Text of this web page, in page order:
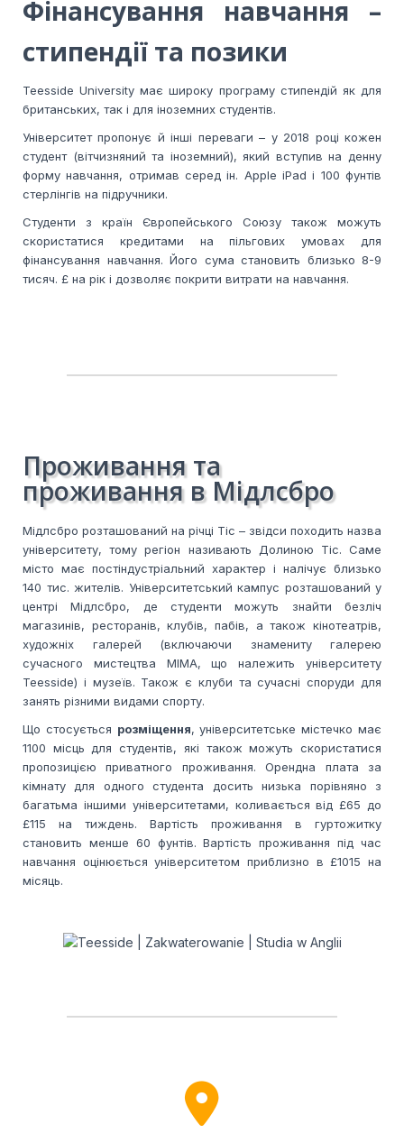
Фінансування навчання –
стипендії та позики
Teesside University має широку програму стипендій як для
британських, так і для іноземних студентів.
Університет пропонує й інші переваги – у 2018 році кожен
студент (вітчизняний та іноземний), який вступив на денну
форму навчання, отримав серед ін. Apple iPad і 100 фунтів
стерлінгів на підручники.
Студенти з країн Європейського Союзу також можуть
скористатися кредитами на пільгових умовах для
фінансування навчання. Його сума становить близько 8-9
тисяч. £ на рік і дозволяє покрити витрати на навчання.
Проживання та
проживання в Мідлсбро
Мідлсбро розташований на річці Тіс – звідси походить назва
університету, тому регіон називають Долиною Тіс. Саме
місто має постіндустріальний характер і налічує близько
140 тис. жителів. Університетський кампус розташований у
центрі Мідлсбро, де студенти можуть знайти безліч
магазинів, ресторанів, клубів, пабів, а також кінотеатрів,
художніх галерей (включаючи знамениту галерею
сучасного мистецтва MIMA, що належить університету
Teesside) і музеїв. Також є клуби та сучасні споруди для
занять різними видами спорту.
Що стосується розміщення, університетське містечко має
1100 місць для студентів, які також можуть скористатися
пропозицією приватного проживання. Орендна плата за
кімнату для одного студента досить низька порівняно з
багатьма іншими університетами, коливається від £65 до
£115 на тиждень. Вартість проживання в гуртожитку
становить менше 60 фунтів. Вартість проживання під час
навчання оцінюється університетом приблизно в £1015 на
місяць.